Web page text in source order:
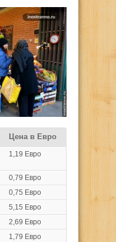
Цена в Евро
1,19 Евро
0,79 Евро
0,75 Евро
5,15 Евро
2,69 Евро
1,79 Евро